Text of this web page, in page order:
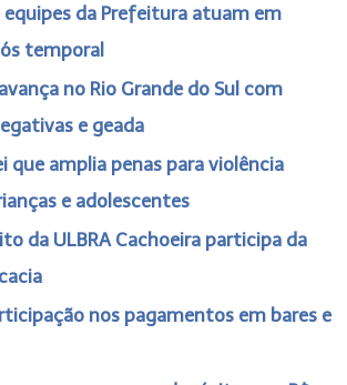
equipes da Prefeitura atuam em
temporal
no Rio Grande do Sul com
e geada
que amplia penas para violência
e adolescentes
da ULBRA Cachoeira participa da
nos pagamentos em bares e